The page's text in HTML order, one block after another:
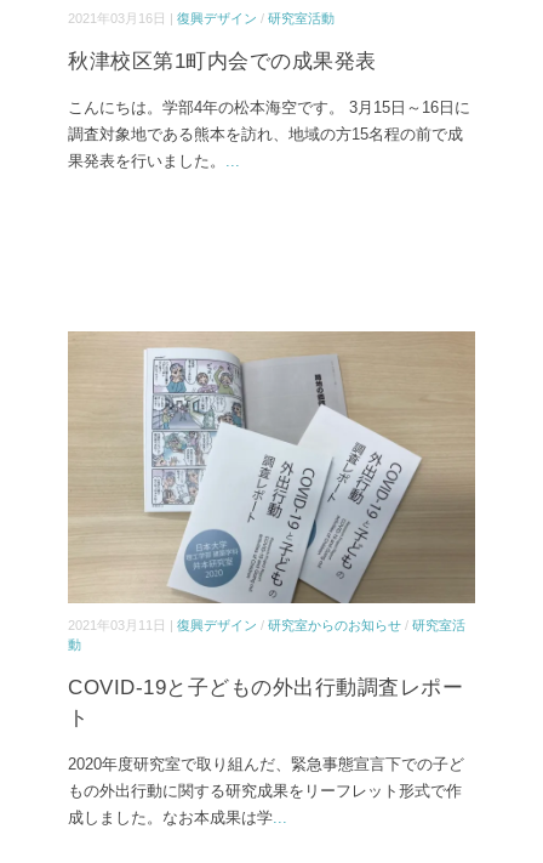
2021年03月16日 | 復興デザイン / 研究室活動
秋津校区第1町内会での成果発表
こんにちは。学部4年の松本海空です。 3月15日～16日に
調査対象地である熊本を訪れ、地域の方15名程の前で成
果発表を行いました。 ...
2021年03月11日 | 復興デザイン / 研究室からのお知らせ / 研究室活
動
COVID-19と子どもの外出行動調査レポー
ト
2020年度研究室で取り組んだ、緊急事態宣言下での子ど
もの外出行動に関する研究成果をリーフレット形式で作
成しました。なお本成果は学...